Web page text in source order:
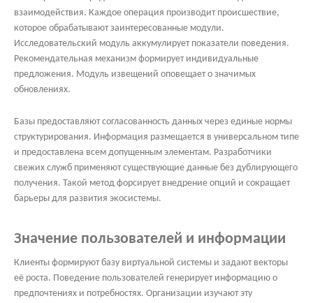
взаимодействия. Каждое операция производит происшествие,
которое обрабатывают заинтересованные модули.
Исследовательский модуль аккумулирует показатели поведения.
Рекомендательная механизм формирует индивидуальные
предложения. Модуль извещений оповещает о значимых
обновлениях.
Базы предоставляют согласованность данных через единые нормы
структурирования. Информация размещается в универсальном типе
и предоставлена всем допущенным элементам. Разработчики
свежих служб применяют существующие данные без дублирующего
получения. Такой метод форсирует внедрение опций и сокращает
барьеры для развития экосистемы.
Значение пользователей и информации
Клиенты формируют базу виртуальной системы и задают векторы
её роста. Поведение пользователей генерирует информацию о
предпочтениях и потребностях. Организации изучают эту